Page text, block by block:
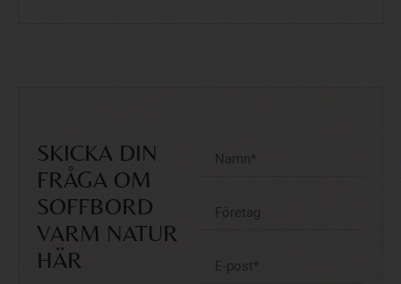
SKICKA DIN
FRÅGA OM
SOFFBORD
VARM NATUR
HÄR